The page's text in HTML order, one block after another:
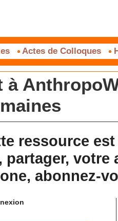
Actes de Colloques
à
ressource
partager,
abonnez-